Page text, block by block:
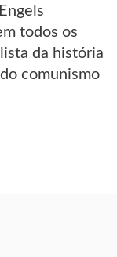
todos os
da história
comunismo